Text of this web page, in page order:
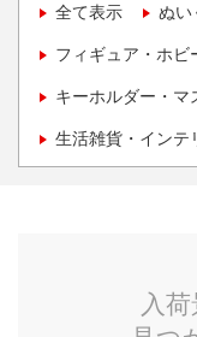
全て表示 ぬい
フィギュア・ホビ
キーホルダー・マ
生活雑貨・インテ